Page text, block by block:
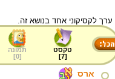
ערך לקסיקוני אחד בנושא זה.
טקסט
[
7
]
תמונה
[
0
]
ארס